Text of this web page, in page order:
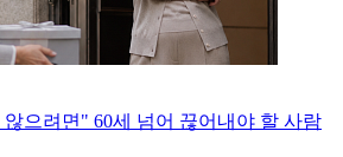
으려면" 60세 넘어 끊어내야 할 사람